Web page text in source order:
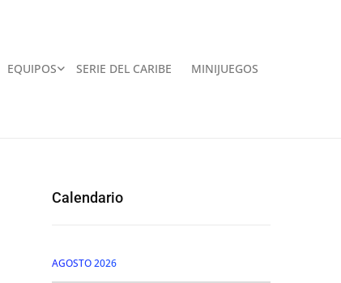
EQUIPOS SERIE DEL CARIBE MINIJUEGOS
Calendario
AGOSTO 2026